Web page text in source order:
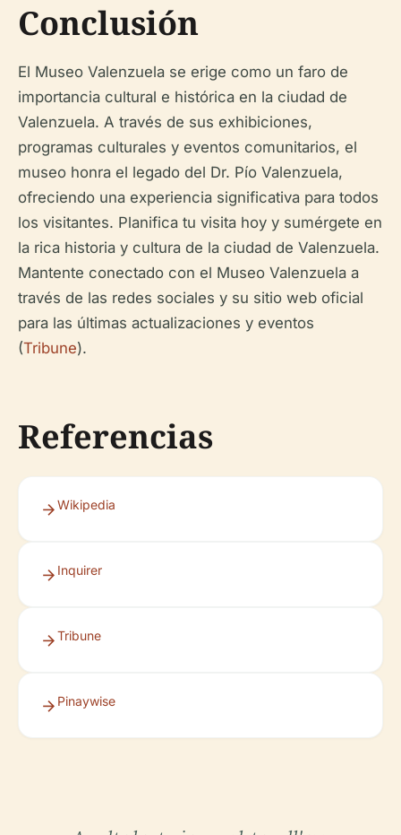
Conclusión
El Museo Valenzuela se erige como un faro de
importancia cultural e histórica en la ciudad de
Valenzuela. A través de sus exhibiciones,
programas culturales y eventos comunitarios, el
museo honra el legado del Dr. Pío Valenzuela,
ofreciendo una experiencia significativa para todos
los visitantes. Planifica tu visita hoy y sumérgete en
la rica historia y cultura de la ciudad de Valenzuela.
Mantente conectado con el Museo Valenzuela a
través de las redes sociales y su sitio web oficial
para las últimas actualizaciones y eventos
(Tribune).
Referencias
Wikipedia
Inquirer
Tribune
Pinaywise